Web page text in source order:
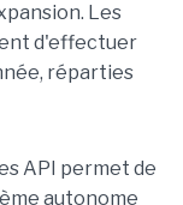
Les
d'effectuer
réparties
API permet de
autonome